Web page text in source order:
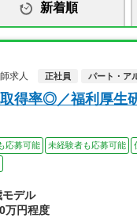
新着順
求人
正社員 パート・ア
取得率◎／福利厚生
応募可能 未経験者も応募可能
モデル
万円程度